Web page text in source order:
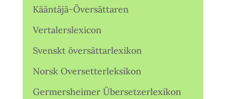
Kääntäjä-Översättaren
Vertalerslexicon
Svenskt översättarlexikon
Norsk Oversetterleksikon
Germersheimer Übersetzerlexikon